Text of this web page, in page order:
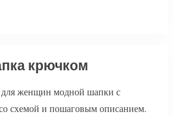
крючком
женщин модной шапки с
схемой и пошаговым описанием.